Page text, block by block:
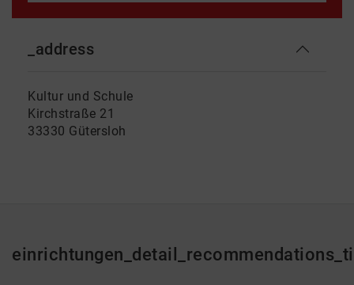
_address
Kultur und Schule
Kirchstraße 21
33330 Gütersloh